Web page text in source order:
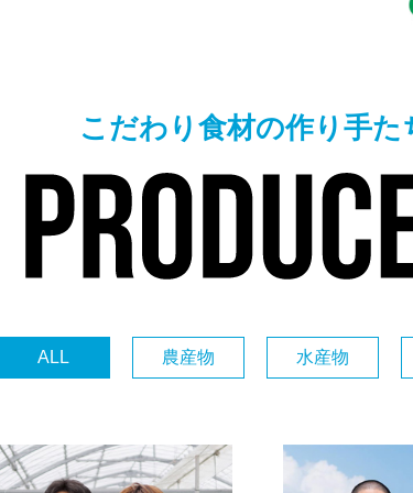
こだわり食材の作り手た
ALL 農産物 水産物